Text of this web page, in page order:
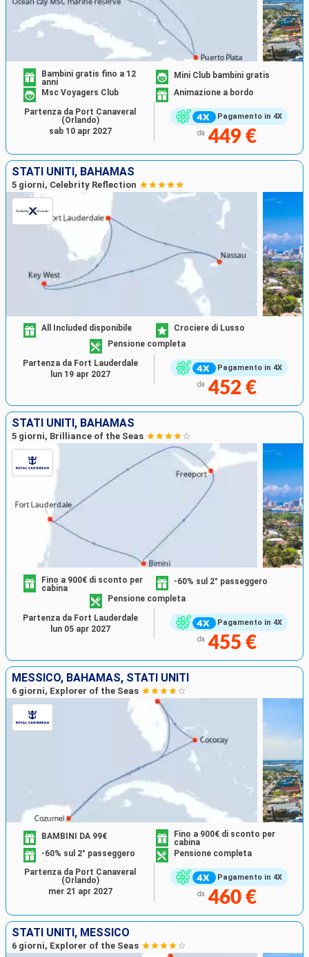
Pagamento in 4X
Bambini gratis fino a 12
anni
Mini Club bambini gratis
Msc Voyagers Club
Animazione a bordo
da 449 €
Partenza da Port Canaveral
(Orlando)
sab 10 apr 2027
STATI UNITI, BAHAMAS
5 giorni, Celebrity Reflection
Pagamento in 4X
All Included disponibile
Crociere di Lusso
Pensione completa
da 452 €
Partenza da Fort Lauderdale
lun 19 apr 2027
STATI UNITI, BAHAMAS
5 giorni, Brilliance of the Seas
Pagamento in 4X
Fino a 900€ di sconto per
cabina
-60% sul 2° passeggero
Pensione completa
da 455 €
Partenza da Fort Lauderdale
lun 05 apr 2027
MESSICO, BAHAMAS, STATI UNITI
6 giorni, Explorer of the Seas
Pagamento in 4X
BAMBINI DA 99€
Fino a 900€ di sconto per
cabina
-60% sul 2° passeggero
Pensione completa
da 460 €
Partenza da Port Canaveral
(Orlando)
mer 21 apr 2027
STATI UNITI, MESSICO
6 giorni, Explorer of the Seas